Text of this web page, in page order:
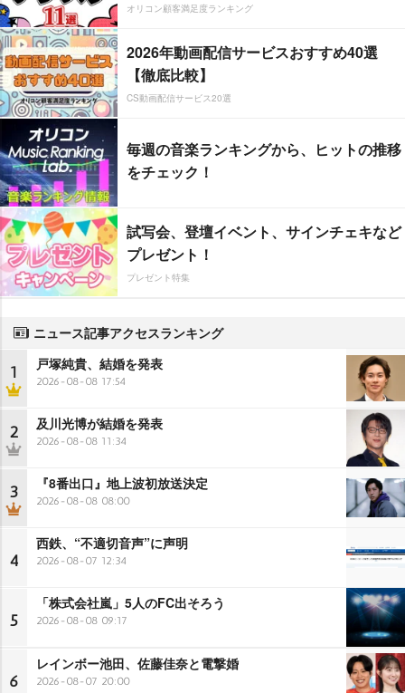
オリコン顧客満足度ランキング
2026年動画配信サービスおすすめ40選
【徹底比較】
CS動画配信サービス20選
毎週の音楽ランキングから、ヒットの推移
をチェック！
試写会、登壇イベント、サインチェキなど
プレゼント！
プレゼント特集
ニュース記事アクセスランキング
1 戸塚純貴、結婚を発表
2026-08-08 17:54
2 及川光博が結婚を発表
2026-08-08 11:34
3 『8番出口』地上波初放送決定
2026-08-08 08:00
4
西鉄、“不適切音声”に声明
2026-08-07 12:34
5
「株式会社嵐」5人のFC出そろう
2026-08-08 09:17
6
レインボー池田、佐藤佳奈と電撃婚
2026-08-07 20:00